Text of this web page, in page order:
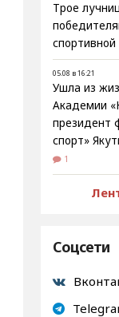
Трое
05.08 в 16:21
Ушла из
Академии
президент
спорт»
1
Соцсети